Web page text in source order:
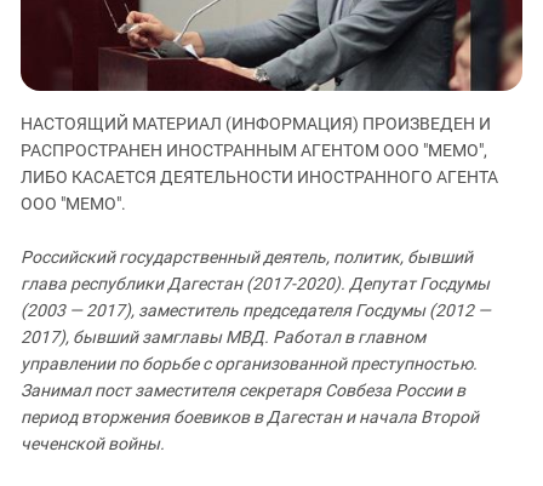
ЗАСТАВЛЯЕТ
КАВКАЗ ЗА ПАЛЕСТИНУ
ИНАКОМЫСЛИЕ В ЧЕЧНЕ
ПРЕСЛЕДОВАНИЕ АКТИВИСТОВ
МОБИЛИЗАЦИЯ И ПРОТЕСТЫ
Ингушетия
Кабардино-Балкария
Калмыкия
Карачаево-Черкесия
Краснодарский край
Российская Федерация
Ростовская область
Северная Осетия - Алания
СКФО
Ставропольский край
НАСТОЯЩИЙ МАТЕРИАЛ (ИНФОРМАЦИЯ) ПРОИЗВЕДЕН И
РАСПРОСТРАНЕН ИНОСТРАННЫМ АГЕНТОМ ООО "МЕМО",
ЛИБО КАСАЕТСЯ ДЕЯТЕЛЬНОСТИ ИНОСТРАННОГО АГЕНТА
ООО "МЕМО".
Российский государственный деятель, политик, бывший
глава республики Дагестан (2017-2020). Депутат Госдумы
(2003 — 2017), заместитель председателя Госдумы (2012 —
2017), бывший замглавы МВД. Работал в главном
управлении по борьбе с организованной преступностью.
Занимал пост заместителя секретаря Совбеза России в
период вторжения боевиков в Дагестан и начала Второй
чеченской войны.